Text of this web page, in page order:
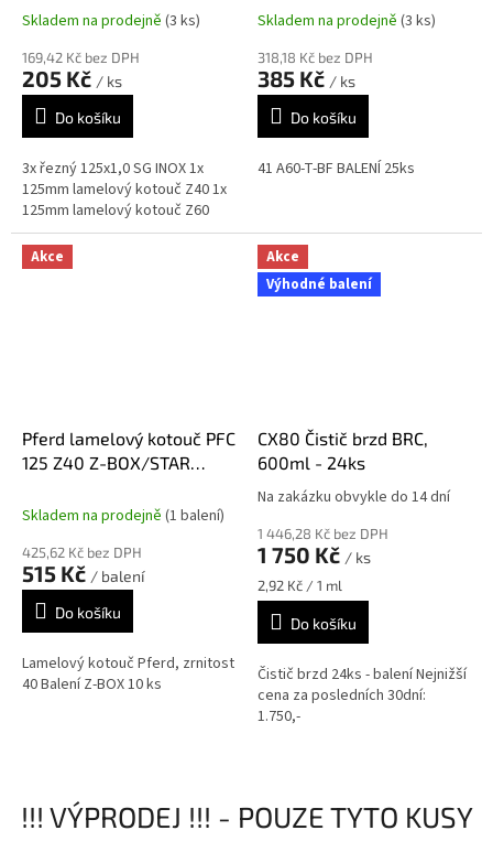
125mm
Skladem na prodejně (3 ks)
169,42 Kč bez DPH
205 Kč / ks
Do košíku
3x řezný 125x1,0 SG INOX 1x
125mm lamelový kotouč Z40 1x
125mm lamelový kotouč Z60
Skladem na prodejně (3 ks)
318,18 Kč bez DPH
385 Kč / ks
Do košíku
41 A60-T-BF BALENÍ 25ks
Akce
Pferd lamelový kotouč PFC
125 Z40 Z-BOX/STAR
Skladem na prodejně (1 balení)
425,62 Kč bez DPH
515 Kč / balení
Do košíku
Lamelový kotouč Pferd, zrnitost
40 Balení Z-BOX 10 ks
Akce
Výhodné balení
CX80 Čistič brzd BRC,
600ml - 24ks
Průměrné
produktu
je
5,0
z
hvězdiček.
Na zakázku obvykle do 14 dní
1 446,28 Kč bez DPH
1 750 Kč / ks
Měrná
cena:
2,92 Kč / 1 ml
Do košíku
Čistič brzd 24ks - balení Nejnižší
cena za posledních 30dní:
1.750,-
!!! VÝPRODEJ !!! - POUZE TYTO KUSY